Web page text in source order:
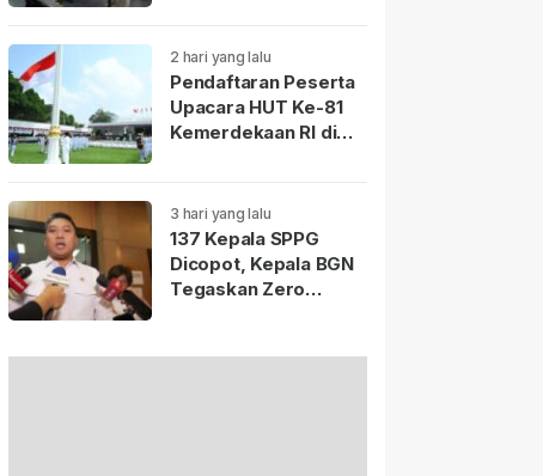
2 hari yang lalu
Pendaftaran Peserta
Upacara HUT Ke-81
Kemerdekaan RI di
5 Agustus 2026.
3 hari yang lalu
137 Kepala SPPG
Dicopot, Kepala BGN
Tegaskan Zero